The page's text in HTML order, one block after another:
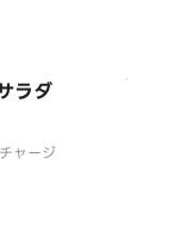
ラダ
ャージ